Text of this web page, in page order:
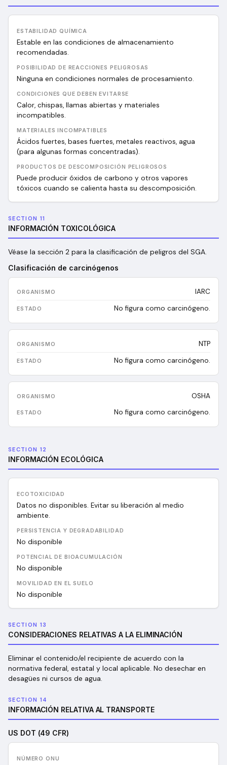
ESTABILIDAD QUÍMICA
Estable en las condiciones de almacenamiento
recomendadas.
POSIBILIDAD DE REACCIONES PELIGROSAS
Ninguna en condiciones normales de procesamiento.
CONDICIONES QUE DEBEN EVITARSE
Calor, chispas, llamas abiertas y materiales
incompatibles.
MATERIALES INCOMPATIBLES
Ácidos fuertes, bases fuertes, metales reactivos, agua
(para algunas formas concentradas).
PRODUCTOS DE DESCOMPOSICIÓN PELIGROSOS
Puede producir óxidos de carbono y otros vapores
tóxicos cuando se calienta hasta su descomposición.
SECTION 11
INFORMACIÓN TOXICOLÓGICA
Véase la sección 2 para la clasificación de peligros del SGA.
Clasificación de carcinógenos
IARC
No figura como carcinógeno.
NTP
No figura como carcinógeno.
OSHA
No figura como carcinógeno.
SECTION 12
INFORMACIÓN ECOLÓGICA
ECOTOXICIDAD
Datos no disponibles. Evitar su liberación al medio
ambiente.
PERSISTENCIA Y DEGRADABILIDAD
No disponible
POTENCIAL DE BIOACUMULACIÓN
No disponible
MOVILIDAD EN EL SUELO
No disponible
SECTION 13
CONSIDERACIONES RELATIVAS A LA ELIMINACIÓN
Eliminar el contenido/el recipiente de acuerdo con la
normativa federal, estatal y local aplicable. No desechar en
desagües ni cursos de agua.
SECTION 14
INFORMACIÓN RELATIVA AL TRANSPORTE
US DOT (49 CFR)
NÚMERO ONU